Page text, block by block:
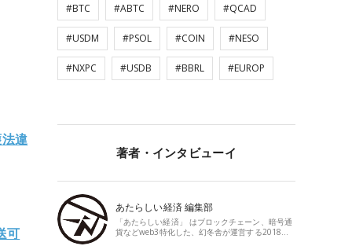
違
可
#BTC #ABTC #NERO #QCAD
#USDM #PSOL #COIN #NESO
#NXPC #USDB #BBRL #EUROP
著者・インタビューイ
あたらしい経済 編集部
「あたらしい経済」 はブロックチェーン、暗号通
貨などweb3特化した、幻冬舎が運営する2018…